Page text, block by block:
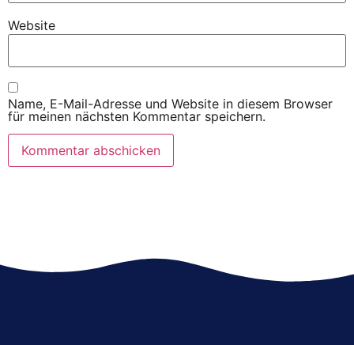
Website
Name, E-Mail-Adresse und Website in diesem Browser
für meinen nächsten Kommentar speichern.